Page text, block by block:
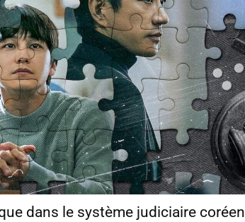
dans le système judiciaire coréen